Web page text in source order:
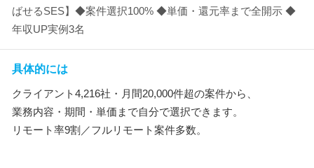
ばせるSES】◆案件選択100% ◆単価・還元率まで全開示 ◆
年収UP実例3名
具体的には
クライアント4,216社・月間20,000件超の案件から、
業務内容・期間・単価まで自分で選択できます。
リモート率9割／フルリモート案件多数。